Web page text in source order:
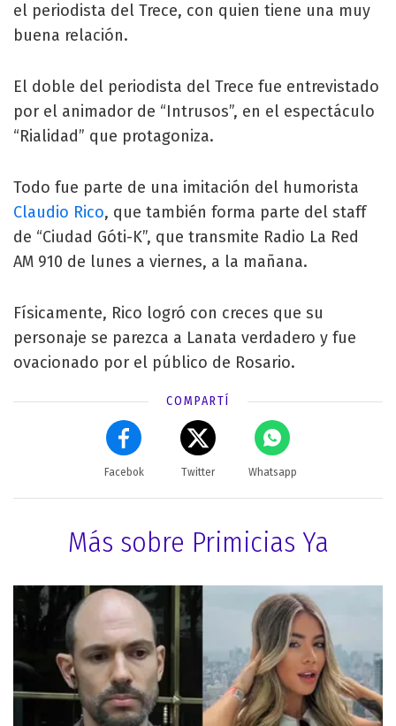
el periodista del Trece, con quien tiene una muy
buena relación.
El doble del periodista del Trece fue entrevistado
por el animador de “Intrusos”, en el espectáculo
“Rialidad” que protagoniza.
Todo fue parte de una imitación del humorista
Claudio Rico, que también forma parte del staff
de “Ciudad Góti-K”, que transmite Radio La Red
AM 910 de lunes a viernes, a la mañana.
Físicamente, Rico logró con creces que su
personaje se parezca a Lanata verdadero y fue
ovacionado por el público de Rosario.
COMPARTÍ
Facebok Twitter Whatsapp
Más sobre Primicias Ya